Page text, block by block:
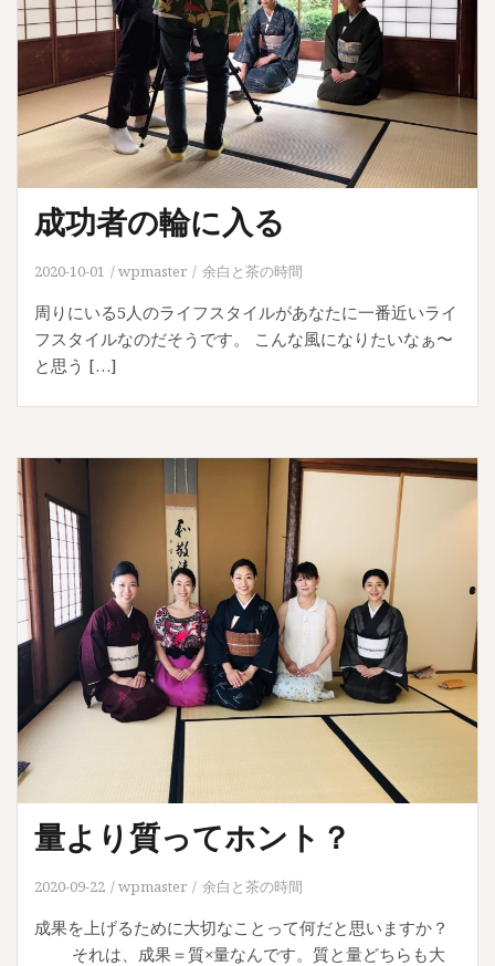
成功者の輪に入る
2020-10-01 wpmaster 余白と茶の時間
周りにいる5人のライフスタイルがあなたに一番近いライ
フスタイルなのだそうです。 こんな風になりたいなぁ〜
と思う […]
量より質ってホント？
2020-09-22 wpmaster 余白と茶の時間
成果を上げるために大切なことって何だと思いますか？
それは、成果＝質×量なんです。質と量どちらも大